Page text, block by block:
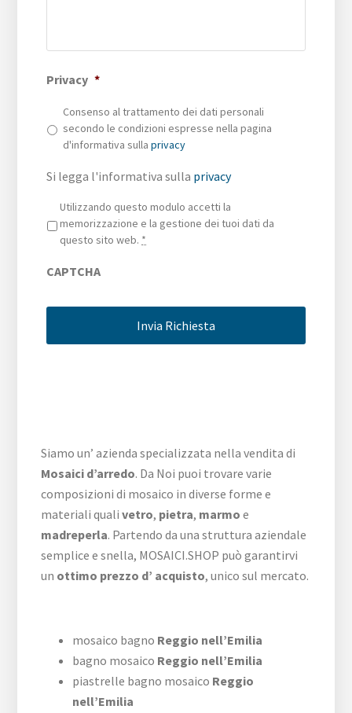
Privacy *
Consenso al trattamento dei dati personali
secondo le condizioni espresse nella pagina
d'informativa sullaprivacy
Si legga l'informativa sulla privacy
Privacy *
Utilizzando questo modulo accetti la
memorizzazione e la gestione dei tuoi dati da
questo sito web. *
CAPTCHA
Siamo un’ azienda specializzata nella vendita di
Mosaici d’arredo. Da Noi puoi trovare varie
composizioni di mosaico in diverse forme e
materiali qualivetro, pietra, marmo e
madreperla. Partendo da una struttura aziendale
semplice e snella, MOSAICI.SHOP può garantirvi
un ottimo prezzo d’ acquisto, unico sul mercato.
mosaico bagno Reggio nell’Emilia
bagno mosaico Reggio nell’Emilia
piastrelle bagno mosaico Reggio
nell’Emilia